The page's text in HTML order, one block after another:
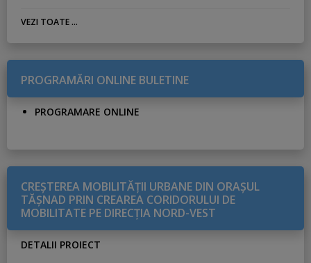
VEZI TOATE ...
PROGRAMĂRI ONLINE BULETINE
PROGRAMARE ONLINE
CREŞTEREA MOBILITĂŢII URBANE DIN ORAŞUL
TĂŞNAD PRIN CREAREA CORIDORULUI DE
MOBILITATE PE DIRECŢIA NORD-VEST
DETALII PROIECT